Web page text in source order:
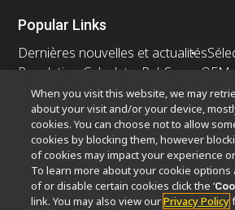
Popular Links
Dernières nouvelles et actualités
Resolution Calculator PubScope OEM
Nikon Small World
MicroscopyU
Autres Produits Nikon
Produits d'imagerie
Microscopie industrielle et
Systèmes de lithographie à semi-
When you visit this website, we may
about your visit and/or your device,
cookies. You can choose not to allow
cookies by blocking them, however
of cookies may impact your experience
To learn more about your cookie
of or disable certain cookies click the ‘
link. You may also view ourPrivacy Policy